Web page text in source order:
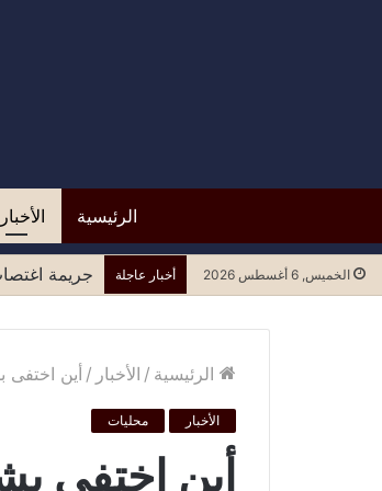
الرئيسية الأخبار
الخميس, 6 أغسطس 2026 أخبار عاجلة جريمة
الرئيسية / الأخبار / أين اختفى
الأخبار محليات
أين اختفى